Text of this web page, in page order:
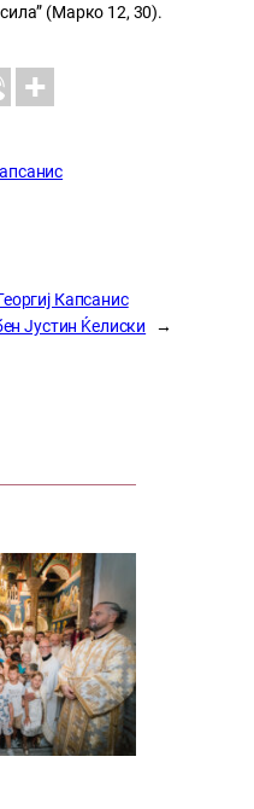
сила” (Марко 12, 30).
Капсанис
Јустин Ќелиски
→